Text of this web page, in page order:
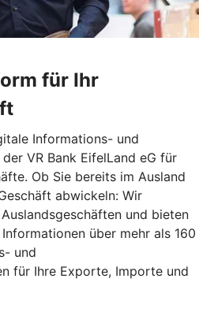
für Ihr
Informations- und
VR Bank EifelLand eG für
Ob Sie bereits im Ausland
abwickeln: Wir
und bieten
über mehr als 160
und
für Ihre Exporte, Importe und